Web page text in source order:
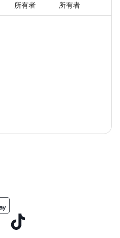
所有者 所有者